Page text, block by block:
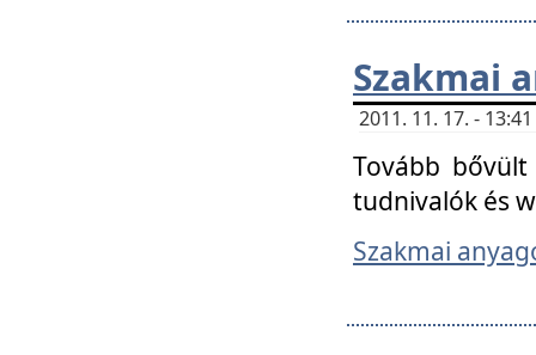
Szakmai
2011. 11. 17. -
Tovább bővült
tudnivalók és
Szakmai